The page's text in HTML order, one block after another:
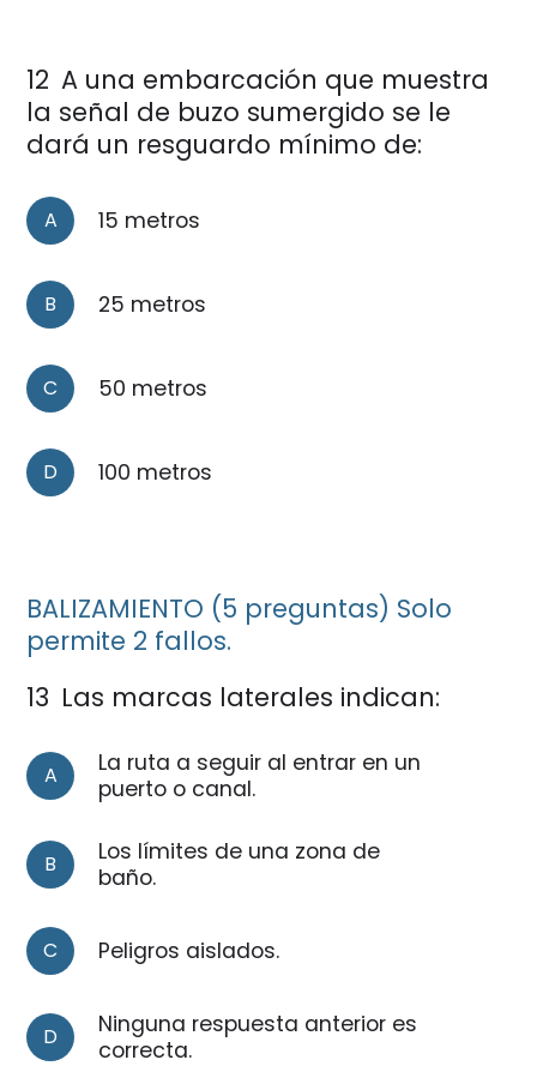
12 A una embarcación que muestra
la señal de buzo sumergido se le
dará un resguardo mínimo de:
A 15 metros
B 25 metros
C 50 metros
D 100 metros
BALIZAMIENTO (5 preguntas) Solo
permite 2 fallos.
13 Las marcas laterales indican:
A
La ruta a seguir al entrar en un
puerto o canal.
B
Los límites de una zona de
baño.
C Peligros aislados.
D
Ninguna respuesta anterior es
correcta.